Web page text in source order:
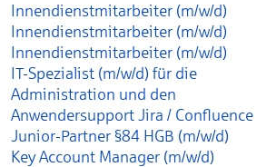
Innendienstmitarbeiter (m/w/d)
Innendienstmitarbeiter (m/w/d)
Innendienstmitarbeiter (m/w/d)
IT-Spezialist (m/w/d) für die
Administration und den
Anwendersupport Jira / Confluence
Junior-Partner §84 HGB (m/w/d)
Key Account Manager (m/w/d)